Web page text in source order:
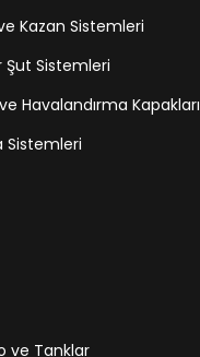
Kazan Sistemleri
Şut Sistemleri
Havalandırma Kapakları
Sistemleri
ve Tanklar